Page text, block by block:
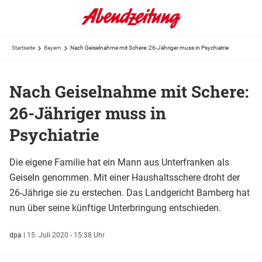
Startseite Bayern Nach Geiselnahme mit Schere: 26-Jähriger muss in Psychiatrie
Nach Geiselnahme mit Schere:
26-Jähriger muss in
Psychiatrie
Die eigene Familie hat ein Mann aus Unterfranken als
Geiseln genommen. Mit einer Haushaltsschere droht der
26-Jährige sie zu erstechen. Das Landgericht Bamberg hat
nun über seine künftige Unterbringung entschieden.
dpa | 15. Juli 2020 - 15:38 Uhr